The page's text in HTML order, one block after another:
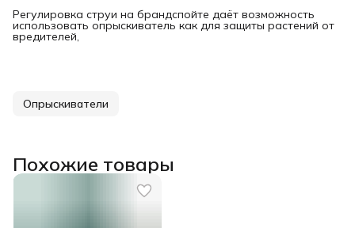
Регулировка струи на брандспойте даёт возможность
использовать опрыскиватель как для защиты растений от
вредителей,
Опрыскиватели
Похожие товары